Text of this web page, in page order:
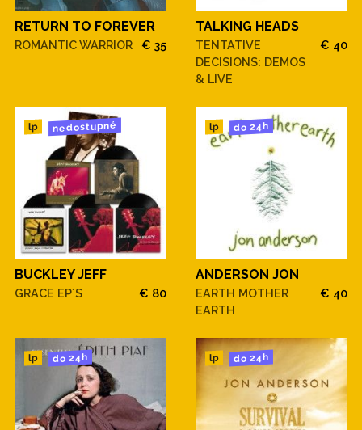
RETURN TO FOREVER
ROMANTIC WARRIOR € 35
TALKING HEADS
TENTATIVE
DECISIONS: DEMOS
& LIVE
€ 40
lp nedostupné
BUCKLEY JEFF
GRACE EP´S € 80
lp do 24h
ANDERSON JON
EARTH MOTHER
EARTH
€ 40
lp do 24h lp do 24h